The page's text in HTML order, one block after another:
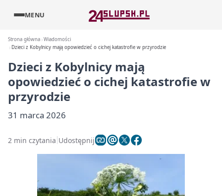
MENU
Strona główna Wiadomości
Dzieci z Kobylnicy mają opowiedzieć o cichej katastrofie w przyrodzie
Dzieci z Kobylnicy mają
opowiedzieć o cichej katastrofie w
przyrodzie
31 marca 2026
2 min czytania Udostępnij